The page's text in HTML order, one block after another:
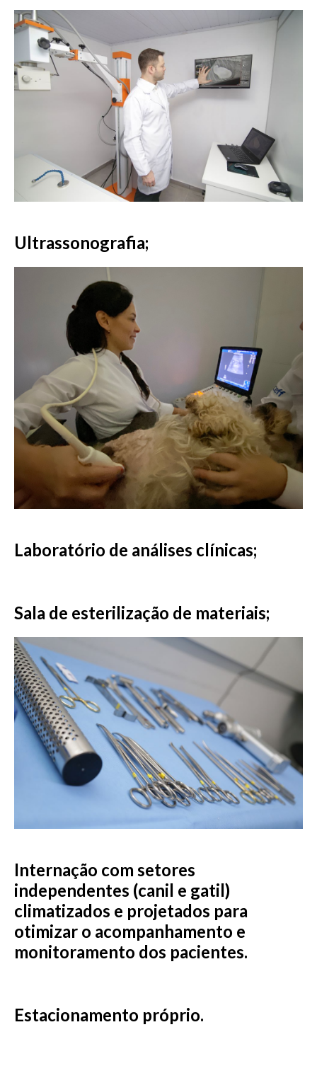
Ultrassonografia;
Laboratório de análises clínicas;
Sala de esterilização de materiais;
Internação com setores
independentes (canil e gatil)
climatizados e projetados para
otimizar o acompanhamento e
monitoramento dos pacientes.
Estacionamento próprio.